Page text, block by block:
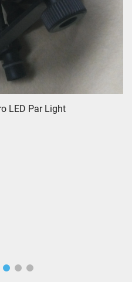
LED Par Light